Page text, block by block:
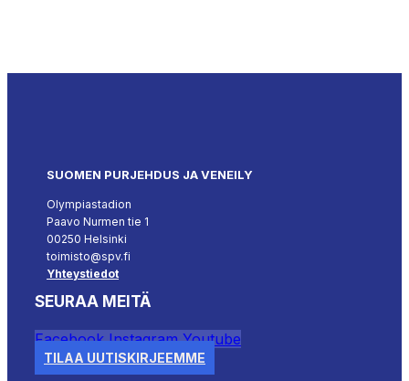
SUOMEN PURJEHDUS JA VENEILY
Olympiastadion
Paavo Nurmen tie 1
00250 Helsinki
toimisto@spv.fi
Yhteystiedot
SEURAA MEITÄ
Facebook Instagram Youtube
TILAA UUTISKIRJEEMME